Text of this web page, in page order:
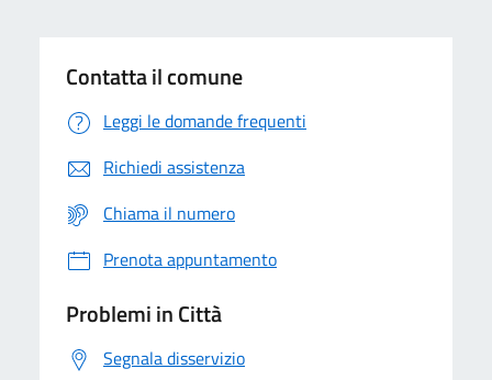
Contatta il comune
Leggi le domande frequenti
Richiedi assistenza
Chiama il numero
Prenota appuntamento
Problemi in Città
Segnala disservizio